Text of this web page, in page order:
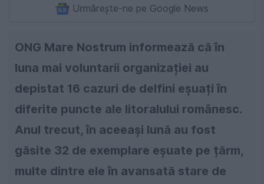
Urmărește-ne pe Google News
ONG Mare Nostrum informează că în
luna mai voluntarii organizației au
depistat 16 cazuri de delfini eșuați în
diferite puncte ale litoralului românesc.
Anul trecut, în aceeași lună au fost
găsite 32 de exemplare eșuate pe țărm,
multe dintre ele în avansată stare de